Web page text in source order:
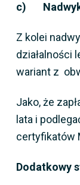
c)
Z kolei
działalności
wariant z
Jako, że
lata i
certyfikatów
Dodatkowy